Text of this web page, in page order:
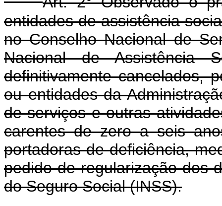
entidades de assistência
no Conselho Nacional de
Nacional de Assistência
definitivamente cancelados,
ou entidades da
de serviços e outras
carentes de zero a seis
portadoras de deficiência,
pedido de regularização dos
do Seguro Social (INSS).